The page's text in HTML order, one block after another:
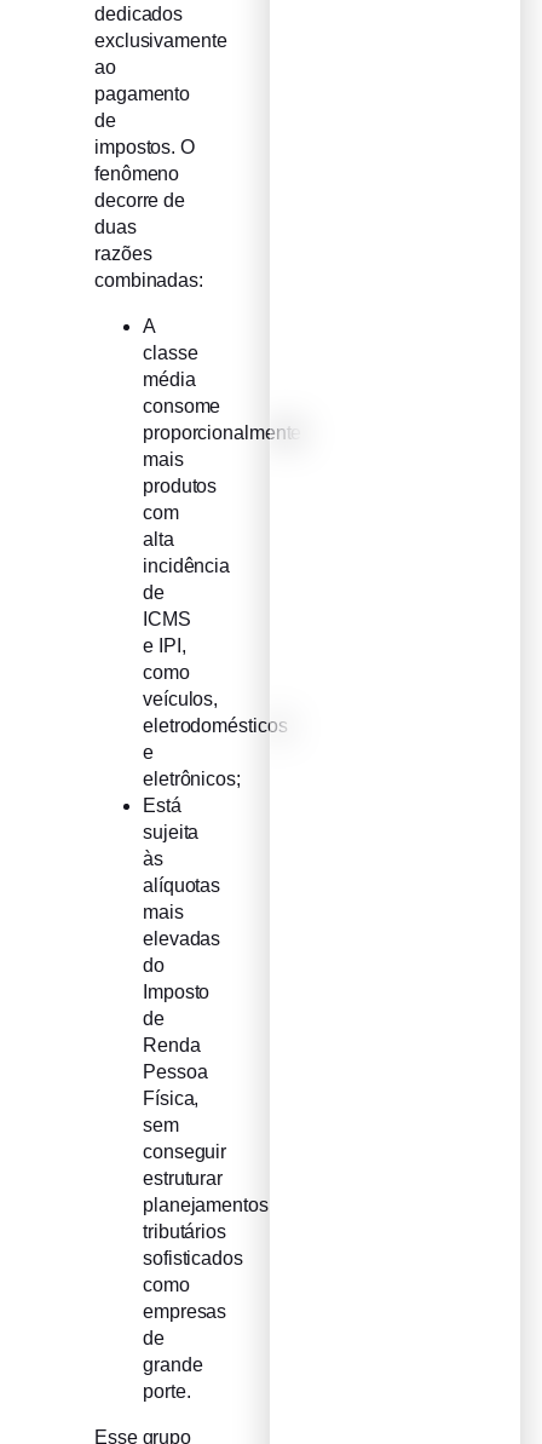
dedicados
exclusivamente
ao
pagamento
de
impostos. O
fenômeno
decorre de
duas
razões
combinadas:
A
classe
média
consome
proporcionalmente
mais
produtos
com
alta
incidência
de
ICMS
e IPI,
como
veículos,
eletrodomésticos
e
eletrônicos;
Está
sujeita
às
alíquotas
mais
elevadas
do
Imposto
de
Renda
Pessoa
Física,
sem
conseguir
estruturar
planejamentos
tributários
sofisticados
como
empresas
de
grande
porte.
Esse grupo